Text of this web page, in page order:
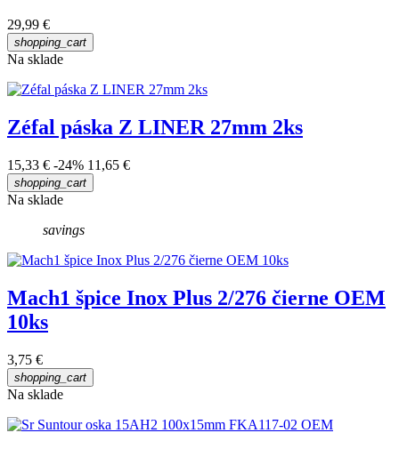
29,99 €
shopping_cart
Na sklade
Zéfal páska Z LINER 27mm 2ks
15,33 € -24% 11,65 €
shopping_cart
Na sklade
savings
Mach1 špice Inox Plus 2/276 čierne OEM
10ks
3,75 €
shopping_cart
Na sklade